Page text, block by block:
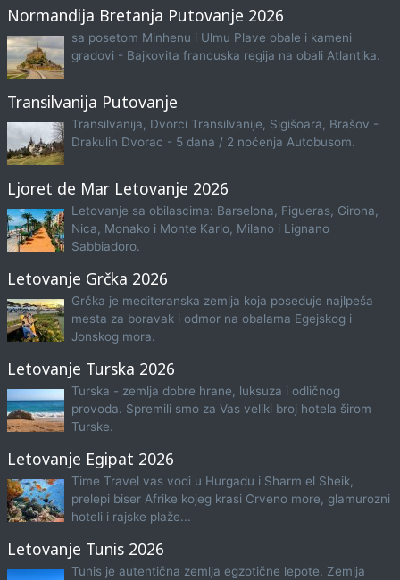
Normandija Bretanja Putovanje 2026
sa posetom Minhenu i Ulmu Plave obale i kameni
gradovi - Bajkovita francuska regija na obali Atlantika.
Transilvanija Putovanje
Transilvanija, Dvorci Transilvanije, Sigišoara, Brašov -
Drakulin Dvorac - 5 dana / 2 noćenja Autobusom.
Ljoret de Mar Letovanje 2026
Letovanje sa obilascima: Barselona, Figueras, Girona,
Nica, Monako i Monte Karlo, Milano i Lignano
Sabbiadoro.
Letovanje Grčka 2026
Grčka je mediteranska zemlja koja poseduje najlpeša
mesta za boravak i odmor na obalama Egejskog i
Jonskog mora.
Letovanje Turska 2026
Turska - zemlja dobre hrane, luksuza i odličnog
provoda. Spremili smo za Vas veliki broj hotela širom
Turske.
Letovanje Egipat 2026
Time Travel vas vodi u Hurgadu i Sharm el Sheik,
prelepi biser Afrike kojeg krasi Crveno more, glamurozni
hoteli i rajske plaže...
Letovanje Tunis 2026
Tunis je autentična zemlja egzotične lepote. Zemlja